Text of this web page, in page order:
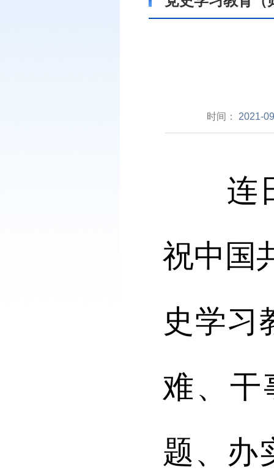
时间： 2021-
连日
祝中国
史学习
难、干
题、办